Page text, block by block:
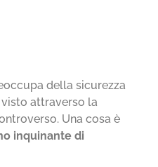
della sicurezza
visto attraverso la
Una cosa è
inquinante di